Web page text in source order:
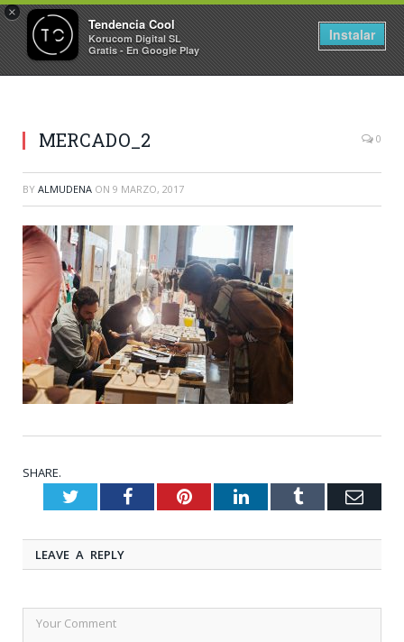
×
Tendencia Cool
Korucom Digital SL
Gratis - En Google Play
Instalar
MERCADO_2 0
BY ALMUDENA ON 9 MARZO, 2017
SHARE.
TwitterFacebookPinterestLinkedInTumblr
LEAVE A REPLY